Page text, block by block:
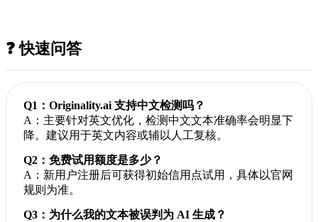
❓ 快速问答
Q1：Originality.ai 支持中文检测吗？
A：主要针对英文优化，检测中文文本准确率会明显下
降。建议用于英文内容或辅以人工复核。
Q2：免费试用额度是多少？
A：新用户注册后可获得初始信用点试用，具体以官网
规则为准。
Q3：为什么我的文本被误判为 AI 生成？